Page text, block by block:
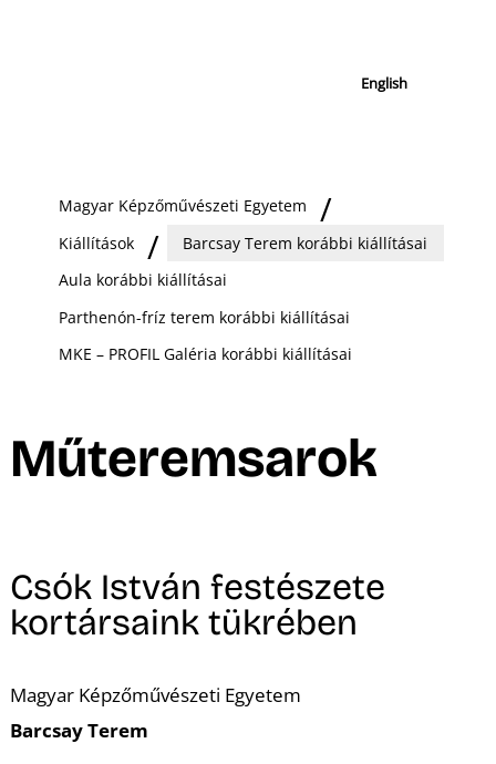
English
Magyar Képzőművészeti Egyetem
Kiállítások
Barcsay Terem korábbi kiállításai
Aula korábbi kiállításai
Parthenón-fríz terem korábbi kiállításai
MKE – PROFIL Galéria korábbi kiállításai
Műteremsarok
Csók István festészete
kortársaink tükrében
Magyar Képzőművészeti Egyetem
Barcsay Terem